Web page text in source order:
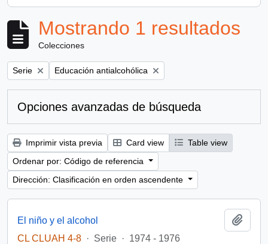
Mostrando 1 resultados
Colecciones
Remove filter:
Serie Remove filter:
Educación antialcohólica
Opciones avanzadas de búsqueda
Imprimir vista previa Card view
Table view
Ordenar por: Código de referencia
Dirección: Clasificación en orden ascendente
El niño y el alcohol
CL CLUAH 4-8 · Serie · 1974 - 1976